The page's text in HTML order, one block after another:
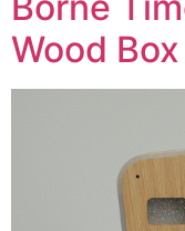
Wood Box